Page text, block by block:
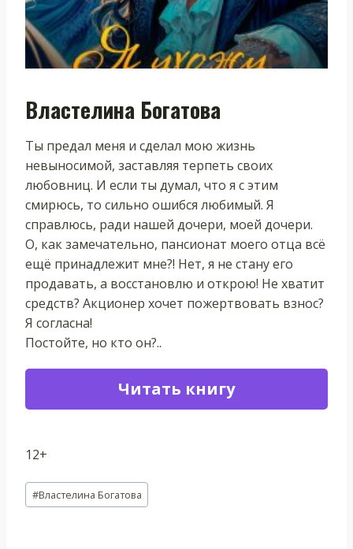
Властелина Богатова
Ты предал меня и сделал мою жизнь
невыносимой, заставляя терпеть своих
любовниц. И если ты думал, что я с этим
смирюсь, то сильно ошибся любимый. Я
справлюсь, ради нашей дочери, моей дочери.
О, как замечательно, пансионат моего отца всё
ещё принадлежит мне?! Нет, я не стану его
продавать, а восстановлю и открою! Не хватит
средств? Акционер хочет пожертвовать взнос?
Я согласна!
Постойте, но кто он?..
Читать книгу
12+
Метки
записи:
#Властелина Богатова